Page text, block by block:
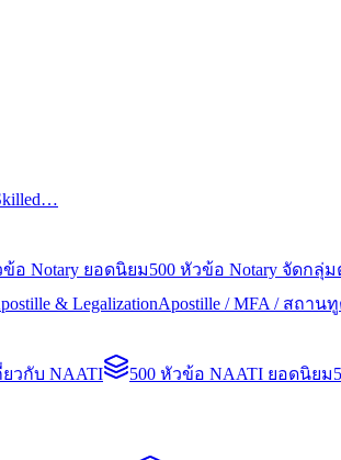
อ Notary ยอดนิยม500 หัวข้อ Notary จัดกลุ่ม
& LegalizationApostille / MFA / สถาน
ยวกับ NAATI 500 หัวข้อ NAATI ยอดนิยม